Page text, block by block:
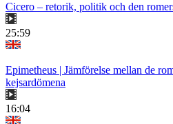
Cicero – retorik, politik och den
25:59
Epimetheus | Jämförelse mellan de
kejsardömena
16:04